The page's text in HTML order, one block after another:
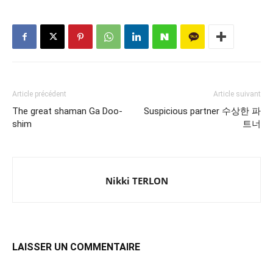
Article précédent
The great shaman Ga Doo-
shim
Article suivant
Suspicious partner 수상한 파
트너
Nikki TERLON
LAISSER UN COMMENTAIRE